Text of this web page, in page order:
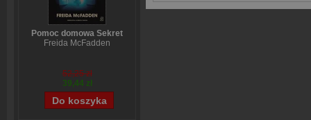
Pomoc domowa Sekret
Freida McFadden
52,25 zł
39,44 zł